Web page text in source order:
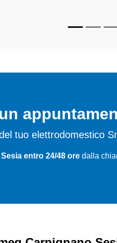
tuo elettrodomestico
entro 24/48 ore dalla